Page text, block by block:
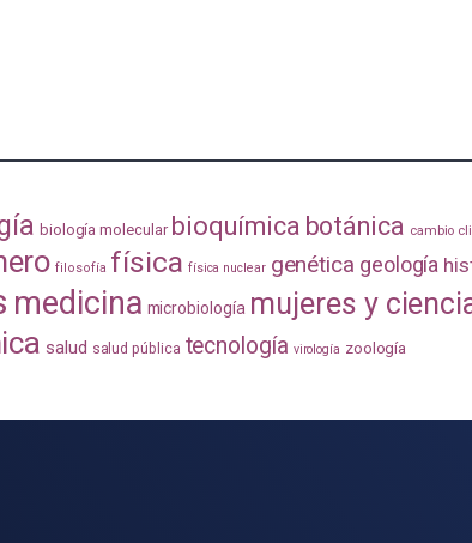
biología molecular bioquímica botánica cambio
filosofía física física nuclear genética geología
medicina microbiología mujeres y
salud salud pública tecnología virología zoología